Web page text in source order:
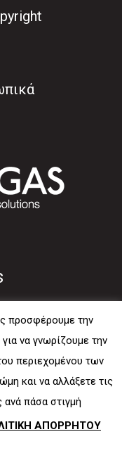
προσφέρουμε την
να γνωρίζουμε την
περιεχομένου των
και να αλλάξετε τις
πάσα στιγμή
ΑΠΟΡΡΗΤΟΥ